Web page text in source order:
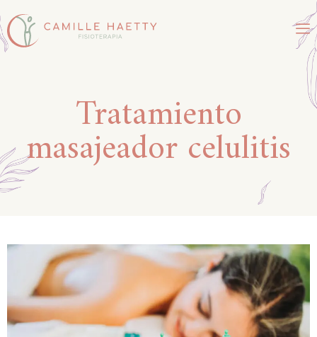
Tratamiento
masajeador celulitis